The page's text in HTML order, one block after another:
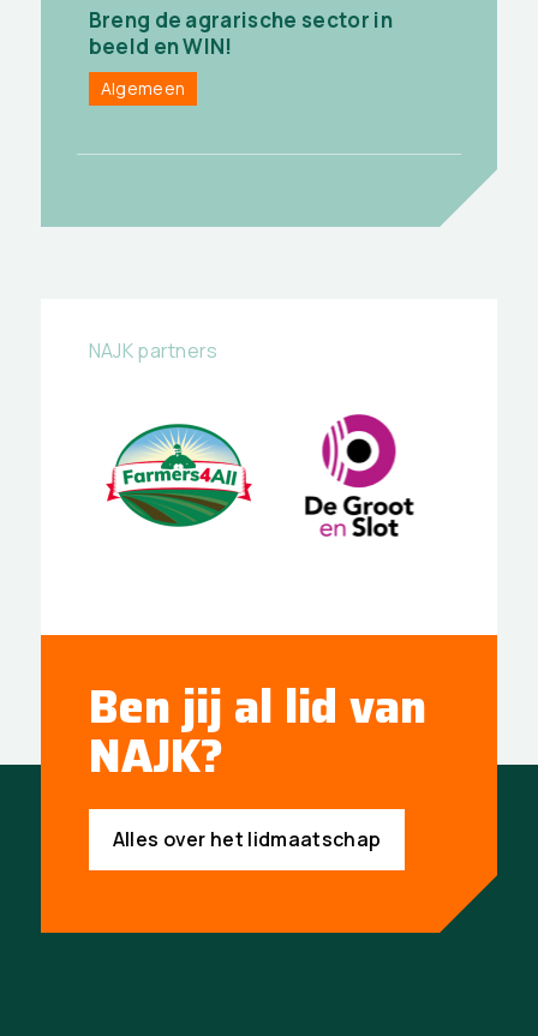
Breng de agrarische sector in
beeld en WIN!
Algemeen
NAJK partners
Ben jij al lid van
NAJK?
Alles over het lidmaatschap